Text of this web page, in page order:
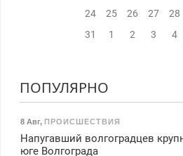
24
25 26 27 28
31
1 2 3 4
ПОПУЛЯРНО
8 Авг, ПРОИСШЕСТВИЯ
Напугавший волгоградцев
юге Волгограда